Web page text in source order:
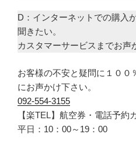
D：インターネットでの購入
聞きたい。
カスタマーサービスまでお声
お客様の不安と疑問に１００
にお声かけ下さい。
092-554-3155
【楽TEL】航空券・電話予約
平日：10：00～19：00